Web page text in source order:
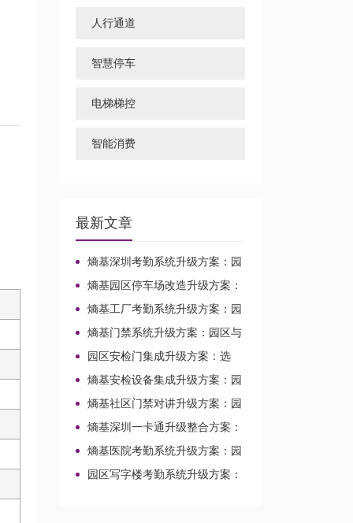
人行通道
智慧停车
电梯梯控
智能消费
最新文章
熵基深圳考勤系统升级方案：园
区与校园场景改造整合
熵基园区停车场改造升级方案：
面向校园园区的车行出入口整合路
熵基工厂考勤系统升级方案：园
区与校园场景兼容改造路径
熵基门禁系统升级方案：园区与
校园场景的改造整合路径
园区安检门集成升级方案：选
型、对接与改造路径
熵基安检设备集成升级方案：园
区与校园场景整合改造路径
熵基社区门禁对讲升级方案：园
区与校园场景改造整合
熵基深圳一卡通升级整合方案：
园区与校园改造实施路径
熵基医院考勤系统升级方案：园
区与校园场景考勤改造整合路径
园区写字楼考勤系统升级方案：